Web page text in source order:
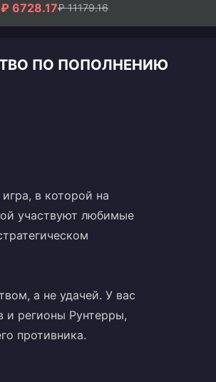
₽ 6728.17₽ 11179.16
ПО ПОПОЛНЕНИЮ
в которой на
участвуют любимые
а не удачей. У вас
и регионы Рунтерры,
противника.